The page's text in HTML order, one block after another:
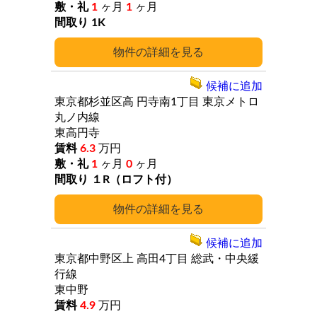
詳細
1 ヶ月 1 ヶ月
1K
詳細
東京都杉並区高 円寺南1丁目 東京メトロ
丸ノ内線
東高円寺
6.3 万円
1 ヶ月 0 ヶ月
１R（ロフト付）
候補に追加
東京都中野区上 高田4丁目 総武・中央緩
行線
東中野
4.9 万円
候補に追加